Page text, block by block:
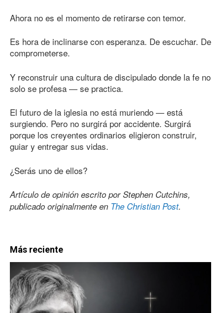
Ahora no es el momento de retirarse con temor.
Es hora de inclinarse con esperanza. De escuchar. De
comprometerse.
Y reconstruir una cultura de discipulado donde la fe no
solo se profesa — se practica.
El futuro de la iglesia no está muriendo — está
surgiendo. Pero no surgirá por accidente. Surgirá
porque los creyentes ordinarios eligieron construir,
guiar y entregar sus vidas.
¿Serás uno de ellos?
Artículo de opinión escrito por Stephen Cutchins,
publicado originalmente en The Christian Post.
Más reciente